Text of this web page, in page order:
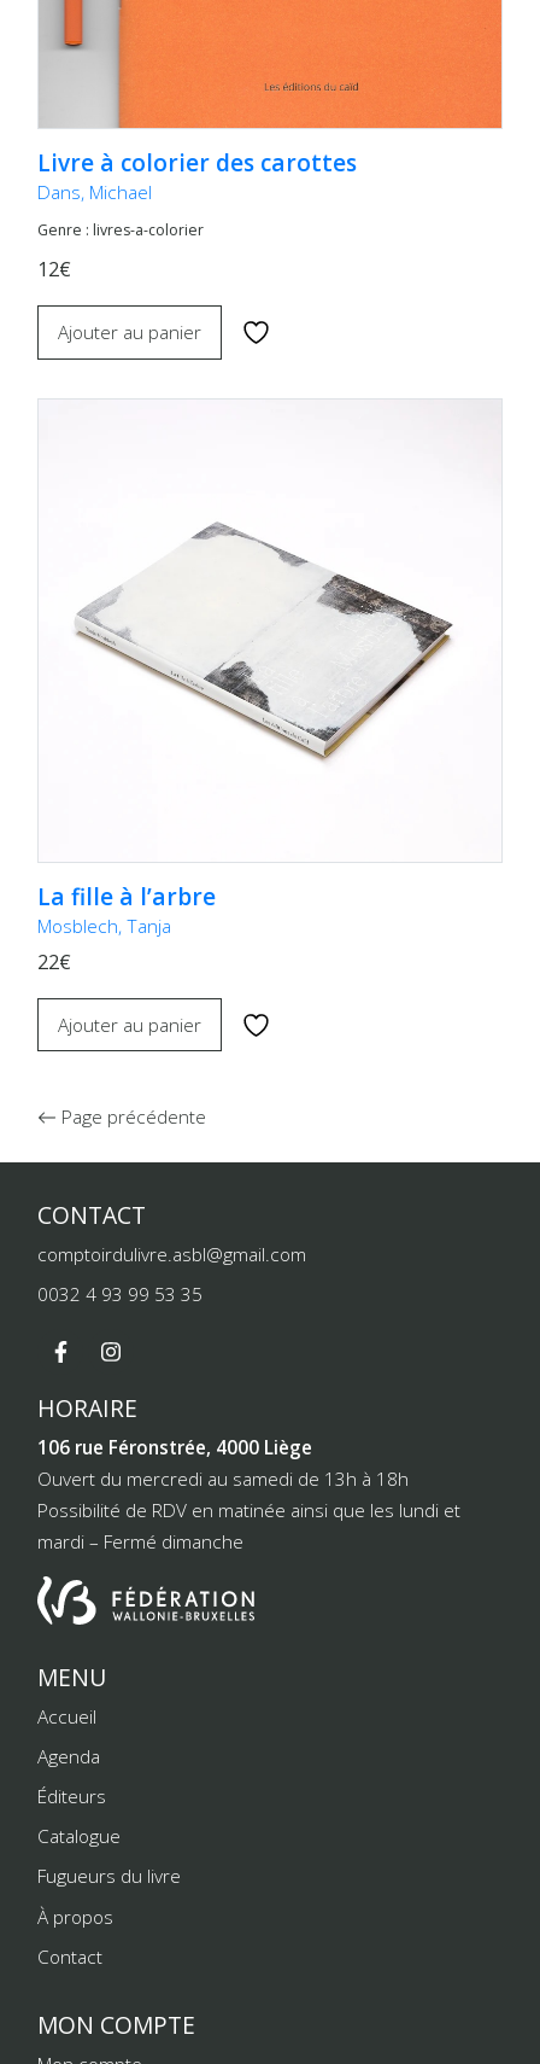
Livre à colorier des carottes
Dans, Michael
Genre : livres-a-colorier
12€
Ajouter au panier
La fille à l’arbre
Mosblech, Tanja
22€
Ajouter au panier
Page précédente
CONTACT
comptoirdulivre.asbl@gmail.com
0032 4 93 99 53 35
HORAIRE
106 rue Féronstrée, 4000 Liège
Ouvert du mercredi au samedi de 13h à 18h
Possibilité de RDV en matinée ainsi que les lundi et
mardi – Fermé dimanche
MENU
Accueil
Agenda
Éditeurs
Catalogue
Fugueurs du livre
À propos
Contact
MON COMPTE